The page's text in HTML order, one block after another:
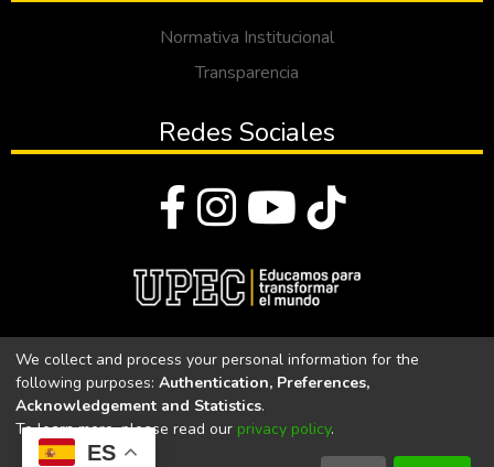
ES
Normativa Institucional
Transparencia
Redes Sociales
Universidad Politécnica Estatal del Carchi
Universidad Politécnica Estatal del Carchi | Acreditada por el
We collect and process your personal information for the
following purposes: Authentication, Preferences,
Acknowledgement and Statistics.
To learn more, please read our privacy policy.